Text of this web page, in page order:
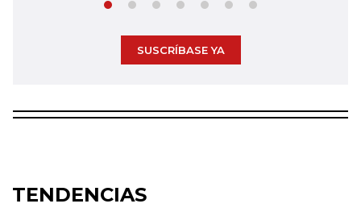
SUSCRÍBASE YA
TENDENCIAS